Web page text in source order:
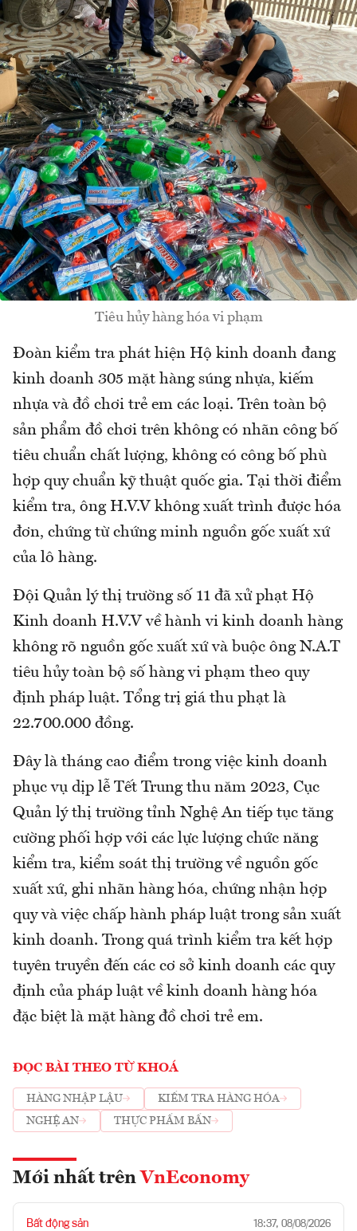
Tiêu hủy hàng hóa vi phạm
Đoàn kiểm tra phát hiện Hộ kinh doanh đang
kinh doanh 305 mặt hàng súng nhựa, kiếm
nhựa và đồ chơi trẻ em các loại. Trên toàn bộ
sản phẩm đồ chơi trên không có nhãn công bố
tiêu chuẩn chất lượng, không có công bố phù
hợp quy chuẩn kỹ thuật quốc gia. Tại thời điểm
kiểm tra, ông H.V.V không xuất trình được hóa
đơn, chứng từ chứng minh nguồn gốc xuất xứ
của lô hàng.
Đội Quản lý thị trường số 11 đã xử phạt Hộ
Kinh doanh H.V.V về hành vi kinh doanh hàng
không rõ nguồn gốc xuất xứ và buộc ông N.A.T
tiêu hủy toàn bộ số hàng vi phạm theo quy
định pháp luật. Tổng trị giá thu phạt là
22.700.000 đồng.
Đây là tháng cao điểm trong việc kinh doanh
phục vụ dịp lễ Tết Trung thu năm 2023, Cục
Quản lý thị trường tỉnh Nghệ An tiếp tục tăng
cường phối hợp với các lực lượng chức năng
kiểm tra, kiểm soát thị trường về nguồn gốc
xuất xứ, ghi nhãn hàng hóa, chứng nhận hợp
quy và việc chấp hành pháp luật trong sản xuất
kinh doanh. Trong quá trình kiểm tra kết hợp
tuyên truyền đến các cơ sở kinh doanh các quy
định của pháp luật về kinh doanh hàng hóa
đặc biệt là mặt hàng đồ chơi trẻ em.
ĐỌC BÀI THEO TỪ KHOÁ
HÀNG NHẬP LẬU
KIỂM TRA HÀNG HÓA
NGHỆ AN
THỰC PHẨM BẨN
Mới nhất trên VnEconomy
Bất động sản 18:37, 08/08/2026